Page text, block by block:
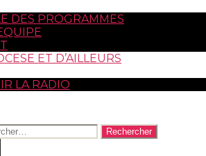
DES PROGRAMMES
ET D’AILLEURS
LA RADIO